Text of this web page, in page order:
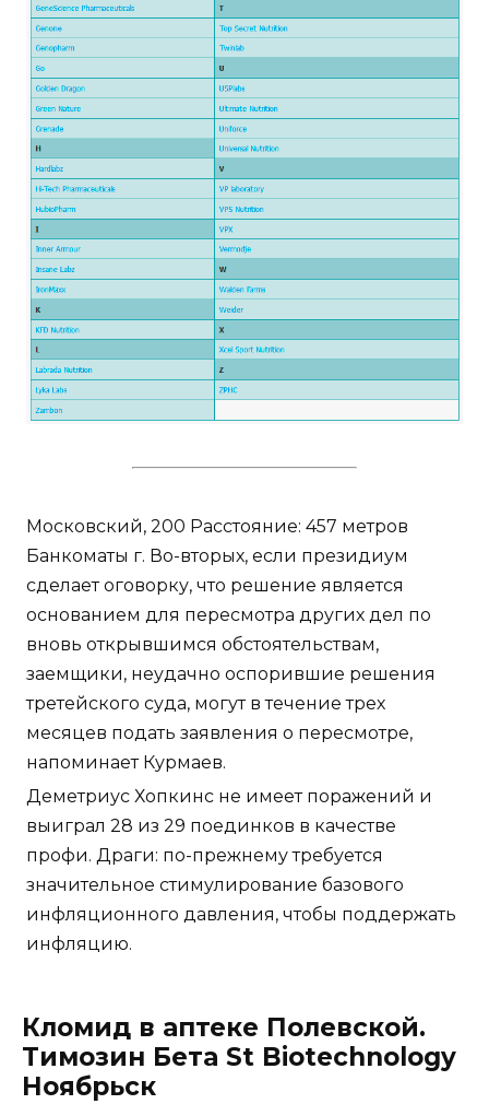
Московский, 200 Расстояние: 457 метров
Банкоматы г. Во-вторых, если президиум
сделает оговорку, что решение является
основанием для пересмотра других дел по
вновь открывшимся обстоятельствам,
заемщики, неудачно оспорившие решения
третейского суда, могут в течение трех
месяцев подать заявления о пересмотре,
напоминает Курмаев.
Деметриус Хопкинс не имеет поражений и
выиграл 28 из 29 поединков в качестве
профи. Драги: по-прежнему требуется
значительное стимулирование базового
инфляционного давления, чтобы поддержать
инфляцию.
Кломид в аптеке Полевской.
Tимозин Бета St Biotechnology
Ноябрьск